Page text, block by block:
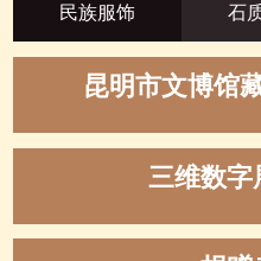
民族服饰 石
昆明市文博馆
三维数字